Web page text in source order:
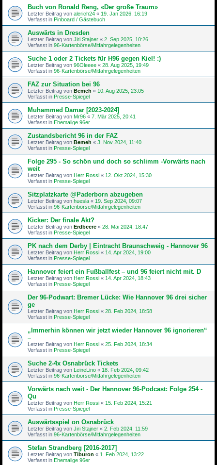
Buch von Ronald Reng, «Der große Traum»
Letzter Beitrag von alerich24 « 19. Jan 2026, 16:19
Verfasst in Pinboard / Gästebuch
Auswärts in Dresden
Letzter Beitrag von Jiri Stajner « 2. Sep 2025, 10:26
Verfasst in 96-Kartenbörse/Mitfahrgelegenheiten
Suche 1 oder 2 Tickets für H96 gegen Kiel! :)
Letzter Beitrag von 96Oleeee « 28. Aug 2025, 19:49
Verfasst in 96-Kartenbörse/Mitfahrgelegenheiten
FAZ zur Situation bei 96
Letzter Beitrag von Bemeh « 10. Aug 2025, 23:05
Verfasst in Presse-Spiegel
Muhammed Damar [2023-2024]
Letzter Beitrag von Mr96 « 7. Mär 2025, 20:41
Verfasst in Ehemalige 96er
Zustandsbericht 96 in der FAZ
Letzter Beitrag von Bemeh « 3. Nov 2024, 11:40
Verfasst in Presse-Spiegel
Folge 295 - So schön und doch so schlimm -Vorwärts nach
weit
Letzter Beitrag von Herr Rossi « 12. Okt 2024, 15:30
Verfasst in Presse-Spiegel
Sitzplatzkarte @Paderborn abzugeben
Letzter Beitrag von huesla « 19. Sep 2024, 09:07
Verfasst in 96-Kartenbörse/Mitfahrgelegenheiten
Kicker: Der finale Akt?
Letzter Beitrag von Erdbeere « 28. Mai 2024, 18:47
Verfasst in Presse-Spiegel
PK nach dem Derby | Eintracht Braunschweig - Hannover 96
Letzter Beitrag von Herr Rossi « 14. Apr 2024, 19:00
Verfasst in Presse-Spiegel
Hannover feiert ein Fußballfest – und 96 feiert nicht mit. D
Letzter Beitrag von Herr Rossi « 14. Apr 2024, 18:43
Verfasst in Presse-Spiegel
Der 96-Podwart: Bremer Lücke: Wie Hannover 96 drei sicher
ge
Letzter Beitrag von Herr Rossi « 28. Feb 2024, 18:58
Verfasst in Presse-Spiegel
„Immerhin können wir jetzt wieder Hannover 96 ignorieren“
–
Letzter Beitrag von Herr Rossi « 25. Feb 2024, 18:34
Verfasst in Presse-Spiegel
Suche 2-4x Osnabrück Tickets
Letzter Beitrag von LeineLino « 18. Feb 2024, 09:42
Verfasst in 96-Kartenbörse/Mitfahrgelegenheiten
Vorwärts nach weit - Der Hannover 96-Podcast: Folge 254 -
Qu
Letzter Beitrag von Herr Rossi « 15. Feb 2024, 15:21
Verfasst in Presse-Spiegel
Auswärtsspiel on Osnabrück
Letzter Beitrag von Jiri Stajner « 2. Feb 2024, 11:59
Verfasst in 96-Kartenbörse/Mitfahrgelegenheiten
Stefan Strandberg [2016-2017]
Letzter Beitrag von Tiburon « 1. Feb 2024, 13:22
Verfasst in Ehemalige 96er